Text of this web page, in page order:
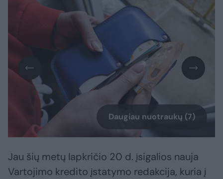
Daugiau nuotraukų (7)
Jau šių metų lapkričio 20 d. įsigalios nauja
Vartojimo kredito įstatymo redakcija, kuria į